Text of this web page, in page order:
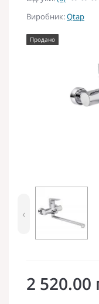
Виробник:Qtap
Продано
‹
2 520.00